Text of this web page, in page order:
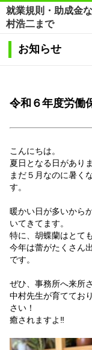
就業規則・助成金
村浩二まで
お知らせ
令和６年度労働
こんにちは。
夏日となる日があり
まだ５月なのに暑く
す。
暖かい日が多いから
いてきてます。
特に、胡蝶蘭はとて
今年は蕾がたくさん
です。
ぜひ、事務所へ来所
中村先生が育ててお
さい！
癒されますよ‼